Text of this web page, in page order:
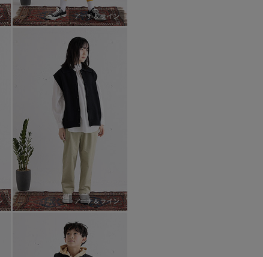
アーチ＆ライン
アーチ＆ライン